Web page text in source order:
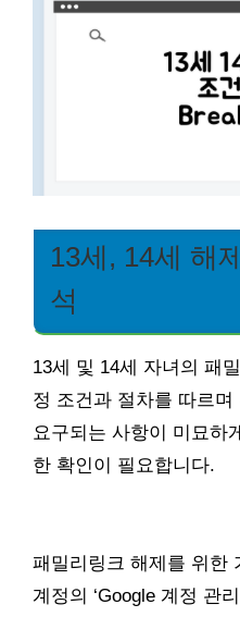
13세, 14세 해
석
13세 및 14세 자녀의 패
정 조건과 절차를 따르
요구되는 사항이 미묘하
한 확인이 필요합니다.
패밀리링크 해제를 위한
계정의 ‘Google 계정 관